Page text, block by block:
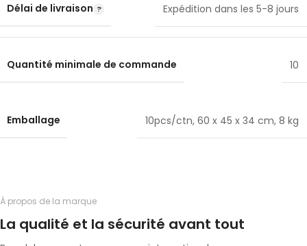
Délai de livraison Expédition dans les 5-8 jours
Quantité minimale de commande 10
Emballage 10pcs/ctn, 60 x 45 x 34 cm, 8 kg
À propos de la marque
La qualité et la sécurité avant tout